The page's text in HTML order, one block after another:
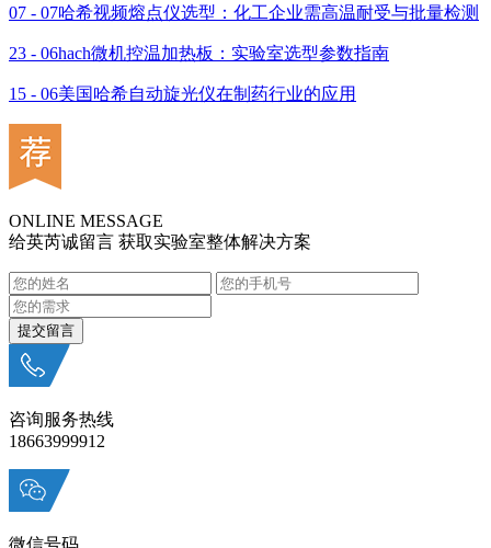
07 - 07哈希视频熔点仪选型：化工企业需高温耐受与批量检测
23 - 06hach微机控温加热板：实验室选型参数指南
15 - 06美国哈希自动旋光仪在制药行业的应用
ONLINE MESSAGE
给英芮诚留言 获取实验室整体解决方案
咨询服务热线
18663999912